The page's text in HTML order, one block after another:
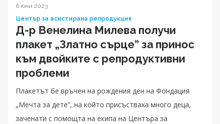
6 юни 2023
Център за асистирана репродукция
Д-р Венелина Милева получи
плакет „Златно сърце” за принос
към двойките с репродуктивни
проблеми
Плакетът бе връчен на рождения ден на Фондация
„Мечта за дете”, на който присъстваха много деца,
заченати с помощта на екипа на Центъра за